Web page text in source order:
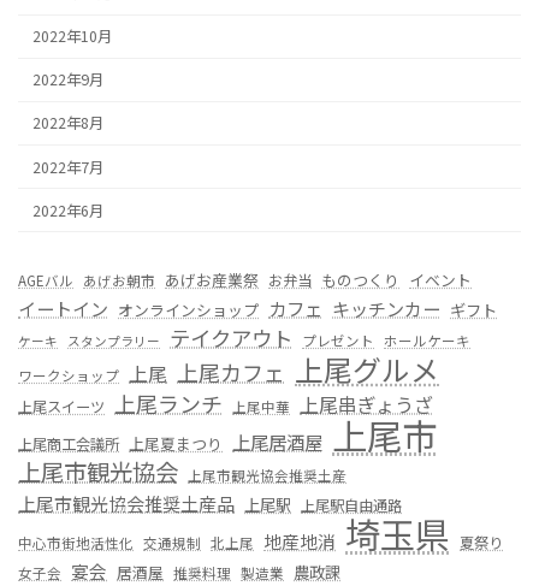
2022年10月
2022年9月
2022年8月
2022年7月
2022年6月
AGEバル あげお朝市 あげお産業祭 お弁当 ものつくり イベント
イートイン オンラインショップ カフェ キッチンカー ギフト
ケーキ スタンプラリー テイクアウト プレゼント
ホールケーキ
ワークショップ 上尾 上尾カフェ 上尾グルメ
上尾スイーツ 上尾ランチ 上尾中華 上尾串ぎょうざ
上尾商工会議所 上尾夏まつり 上尾居酒屋 上尾市
上尾市観光協会 上尾市観光協会推奨土産
上尾市観光協会推奨土産品 上尾駅 上尾駅自由通路
中心市街地活性化 交通規制 北上尾 地産地消 埼玉県 夏祭り
女子会 宴会 居酒屋 推奨料理 製造業 農政課